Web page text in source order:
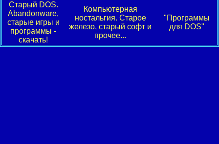
Старый DOS.
Abandonware,
старые игры и
программы -
скачать!
Компьютерная
ностальгия. Старое
железо, старый софт и
прочее...
"Программы
для DOS"